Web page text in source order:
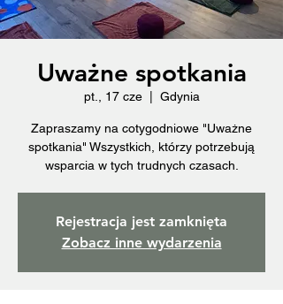
Uważne spotkania
pt., 17 cze
  |
Gdynia
Zapraszamy na cotygodniowe "Uważne
spotkania" Wszystkich, którzy potrzebują
wsparcia w tych trudnych czasach.
Rejestracja jest zamknięta
Zobacz inne wydarzenia